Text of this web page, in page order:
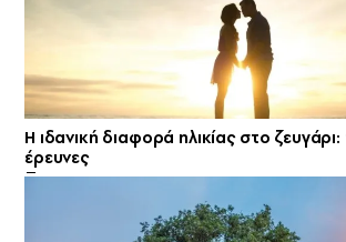
Η ιδανική διαφορά ηλικίας στο ζευγάρι:
έρευνες